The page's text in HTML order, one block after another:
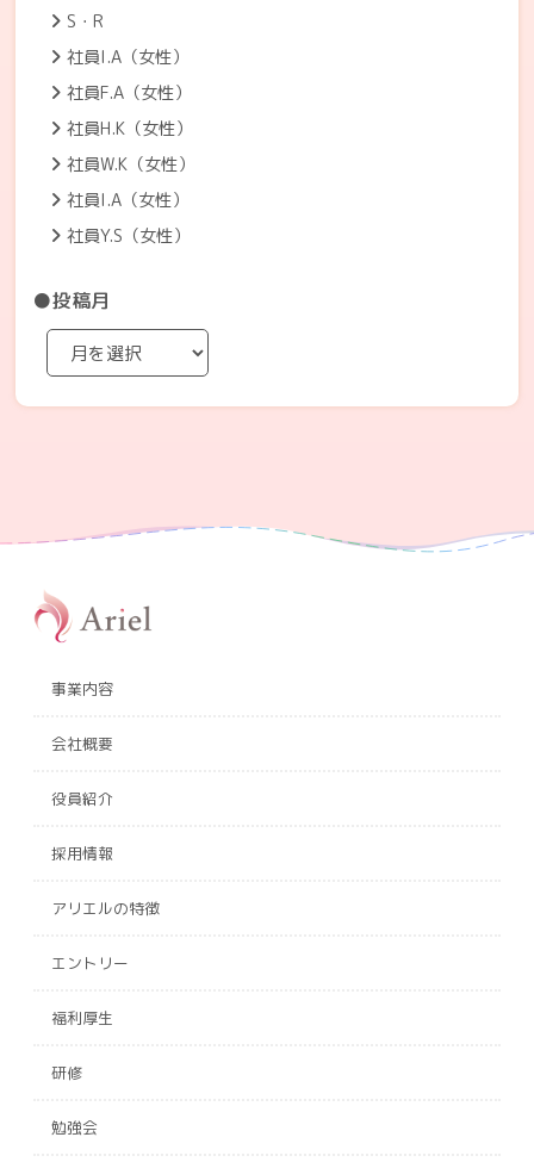
S・R
社員I.A（女性）
社員F.A（女性）
社員H.K（女性）
社員W.K（女性）
社員I.A（女性）
社員Y.S（女性）
●投稿月
事業内容
会社概要
役員紹介
採用情報
アリエルの特徴
エントリー
福利厚生
研修
勉強会